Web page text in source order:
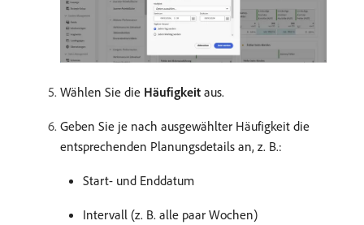
Wählen Sie die Häufigkeit aus.
Geben Sie je nach ausgewählter Häufigkeit die
entsprechenden Planungsdetails an, z. B.:
Start- und Enddatum
Intervall (z. B. alle paar Wochen)